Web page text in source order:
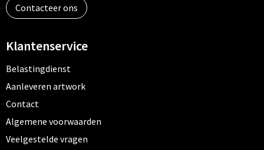
Contacteer ons
Klantenservice
Belastingdienst
Aanleveren artwork
Contact
Algemene voorwaarden
Veelgestelde vragen